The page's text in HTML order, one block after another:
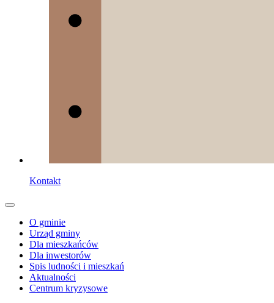
Kontakt
O gminie
Urząd gminy
Dla mieszkańców
Dla inwestorów
Spis ludności i mieszkań
Aktualności
Centrum kryzysowe